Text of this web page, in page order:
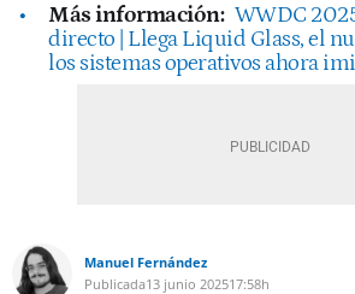
Más información: WWDC
directo | Llega Liquid Glass, el
los sistemas operativos ahora
Manuel Fernández
Publicada13 junio 202517:58h